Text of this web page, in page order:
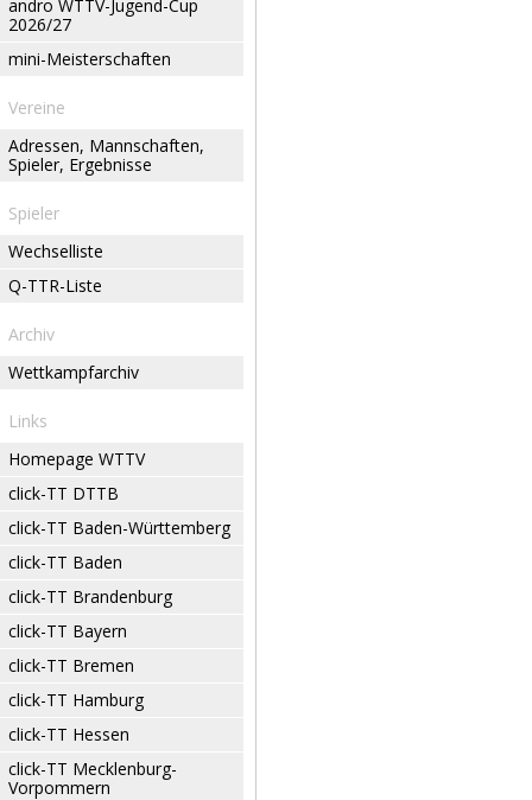
andro WTTV-Jugend-Cup
2026/27
mini-Meisterschaften
Vereine
Adressen, Mannschaften,
Spieler, Ergebnisse
Spieler
Wechselliste
Q-TTR-Liste
Archiv
Wettkampfarchiv
Links
Homepage WTTV
click-TT DTTB
click-TT Baden-Württemberg
click-TT Baden
click-TT Brandenburg
click-TT Bayern
click-TT Bremen
click-TT Hamburg
click-TT Hessen
click-TT Mecklenburg-
Vorpommern